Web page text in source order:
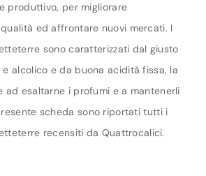
produttivo, per migliorare
ed affrontare nuovi mercati. I
sono caratterizzati dal giusto
alcolico e da buona acidità fissa, la
ad esaltarne i profumi e a mantenerli
scheda sono riportati tutti i
recensiti da Quattrocalici.